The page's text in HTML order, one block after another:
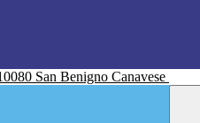
San Benigno Canavese